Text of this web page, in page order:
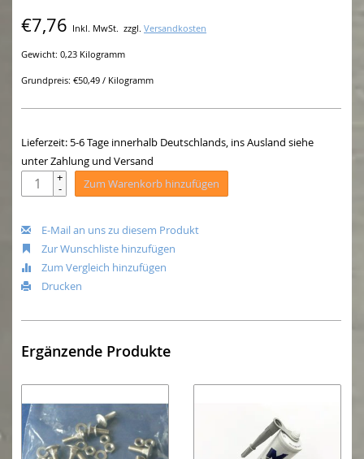
€7,76 Inkl. MwSt. zzgl. Versandkosten
Gewicht: 0,23 Kilogramm
Grundpreis: €50,49 / Kilogramm
Lieferzeit: 5-6 Tage innerhalb Deutschlands, ins Ausland siehe
unter Zahlung und Versand
+
- Zum Warenkorb hinzufügen
E-Mail an uns zu diesem Produkt
Zur Wunschliste hinzufügen
Zum Vergleich hinzufügen
Drucken
Ergänzende Produkte